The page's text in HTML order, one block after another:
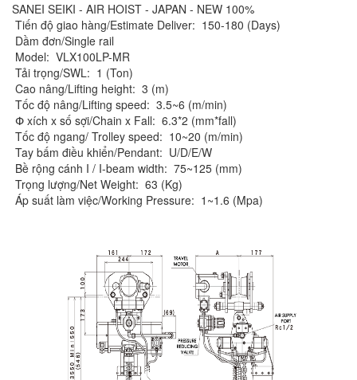
SANEI SEIKI - AIR HOIST - JAPAN - NEW 100%
Tiến độ giao hàng/Estimate Deliver: 150-180 (Days)
Dầm đơn/Single rail
Model: VLX100LP-MR
Tải trọng/SWL: 1 (Ton)
Cao nâng/Lifting height: 3 (m)
Tốc độ nâng/Lifting speed: 3.5~6 (m/min)
Փ xích x số sợi/Chain x Fall: 6.3*2 (mm*fall)
Tốc độ ngang/ Trolley speed: 10~20 (m/min)
Tay bấm điều khiển/Pendant: U/D/E/W
Bề rộng cánh I / I-beam width: 75~125 (mm)
Trọng lượng/Net Weight: 63 (Kg)
Áp suất làm việc/Working Pressure: 1~1.6 (Mpa)